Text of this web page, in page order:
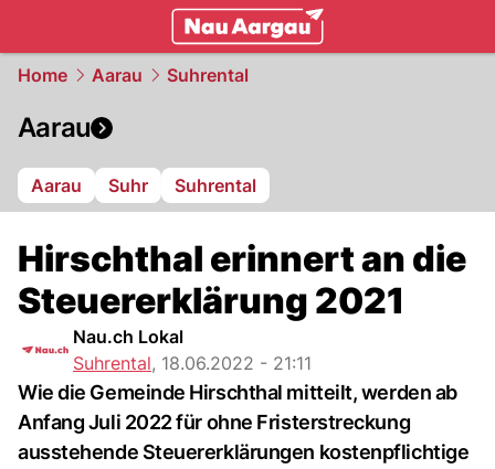
Home Aarau Suhrental
Aarau
Aarau Suhr Suhrental
Hirschthal erinnert an die
Steuererklärung 2021
Nau.ch Lokal
Suhrental, 18.06.2022 - 21:11
Wie die Gemeinde Hirschthal mitteilt, werden ab
Anfang Juli 2022 für ohne Fristerstreckung
ausstehende Steuererklärungen kostenpflichtige